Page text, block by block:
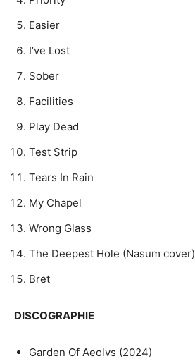
Easier
I’ve Lost
Sober
Facilities
Play Dead
Test Strip
Tears In Rain
My Chapel
Wrong Glass
The Deepest Hole (Nasum cover)
Bret
DISCOGRAPHIE
Garden Of Aeolvs (2024)